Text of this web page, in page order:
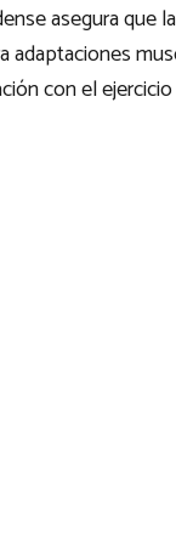
asegura que
con el